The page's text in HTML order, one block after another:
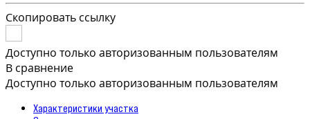
Скопировать ссылку
Доступно только авторизованным пользователям
В сравнение
Доступно только авторизованным пользователям
Характеристики участка